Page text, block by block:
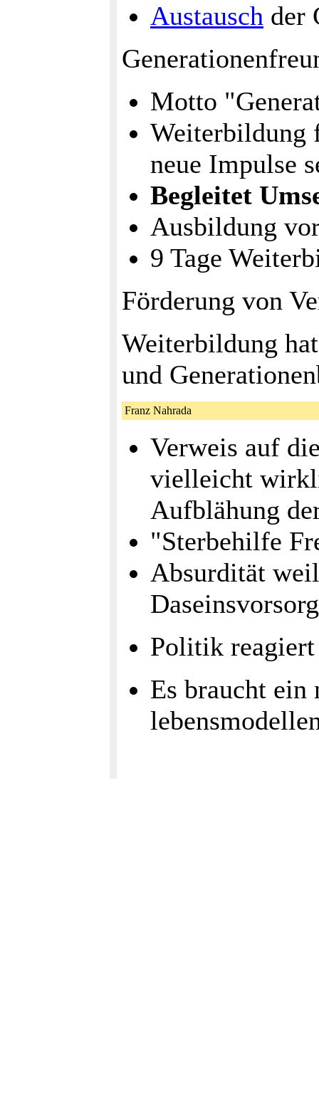
Austausch der
Motto
neue Impulse
Begleitet
Ausbildung
9 Tage
Förderung von
Weiterbildung
und
Franz Nahrada
Verweis auf
vielleicht
Aufblähung
"Sterbehilfe
Absurdität
Politik
Es braucht